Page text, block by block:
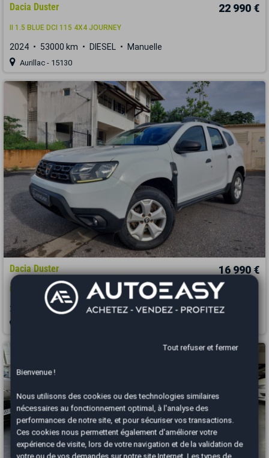
Dacia Duster 22 990 €
II 1.5 BLUE DCI 115 4X4 JOURNEY
2024 53000 km DIESEL Manuelle
Aurillac - 15130
Dacia Duster 16 990 €
II 1.3 Tce 16V GPF 130 cv // Chaine de distribution
2021 74120 km ESSENCE Manuelle
Tout refuser et fermer
Bienvenue !
Nous utilisons des cookies ou des technologies similaires
nécessaires au fonctionnement optimal, à l'analyse des
performances de notre site, et pour sécuriser vos transactions.
Ces cookies nous permettent également d'améliorer votre
expérience de visite, lors de votre navigation et de la validation de
votre ou de vos demandes sur notre site Internet. Les types de